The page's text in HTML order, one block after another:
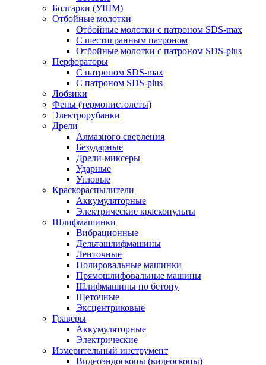
Болгарки (УШМ)
Отбойные молотки
Отбойные молотки с патроном SDS-max
С шестигранным патроном
Отбойные молотки с патроном SDS-plus
Перфораторы
С патроном SDS-max
С патроном SDS-plus
Лобзики
Фены (термопистолеты)
Электрорубанки
Дрели
Алмазного сверления
Безударные
Дрели-миксеры
Ударные
Угловые
Краскораспылители
Аккумуляторные
Электрические краскопульты
Шлифмашинки
Вибрационные
Дельташлифмашины
Ленточные
Полировальные машинки
Прямошлифовальные машины
Шлифмашины по бетону
Щеточные
Эксцентриковые
Граверы
Аккумуляторные
Электрические
Измерительный инструмент
Видеоэндоскопы (видеоскопы)